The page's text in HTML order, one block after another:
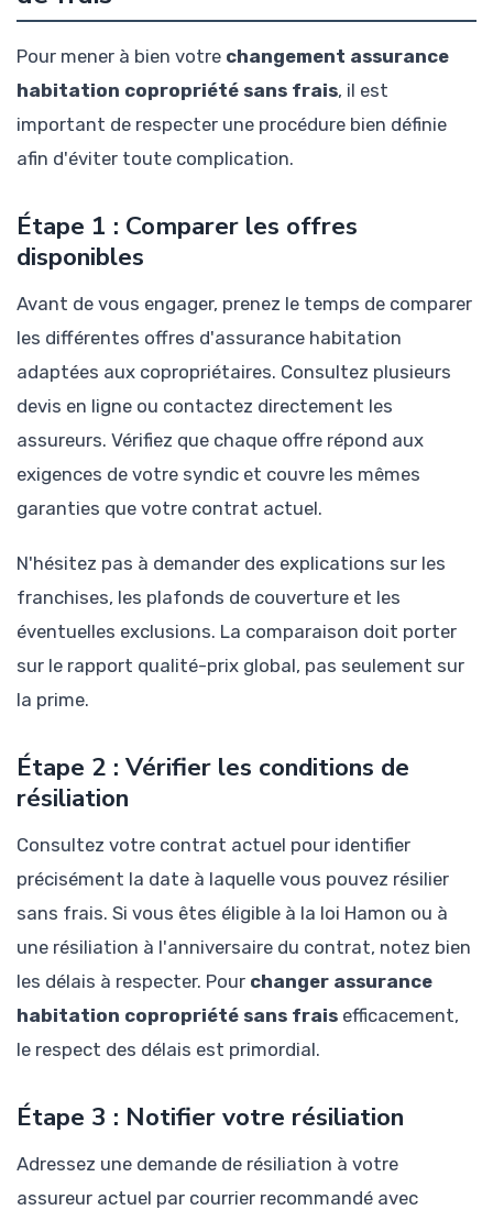
Pour mener à bien votre changement assurance
habitation copropriété sans frais, il est
important de respecter une procédure bien définie
afin d'éviter toute complication.
Étape 1 : Comparer les offres
disponibles
Avant de vous engager, prenez le temps de comparer
les différentes offres d'assurance habitation
adaptées aux copropriétaires. Consultez plusieurs
devis en ligne ou contactez directement les
assureurs. Vérifiez que chaque offre répond aux
exigences de votre syndic et couvre les mêmes
garanties que votre contrat actuel.
N'hésitez pas à demander des explications sur les
franchises, les plafonds de couverture et les
éventuelles exclusions. La comparaison doit porter
sur le rapport qualité-prix global, pas seulement sur
la prime.
Étape 2 : Vérifier les conditions de
résiliation
Consultez votre contrat actuel pour identifier
précisément la date à laquelle vous pouvez résilier
sans frais. Si vous êtes éligible à la loi Hamon ou à
une résiliation à l'anniversaire du contrat, notez bien
les délais à respecter. Pour changer assurance
habitation copropriété sans frais efficacement,
le respect des délais est primordial.
Étape 3 : Notifier votre résiliation
Adressez une demande de résiliation à votre
assureur actuel par courrier recommandé avec